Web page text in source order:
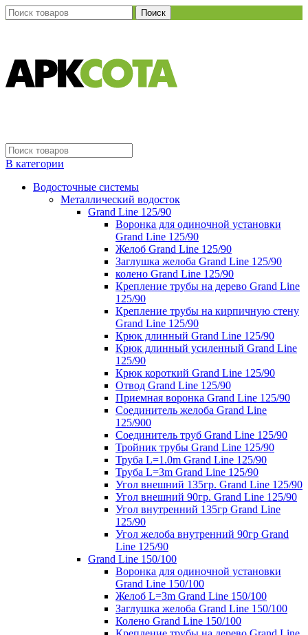
Поиск
В категории
Водосточные системы
Металлический водосток
Grand Line 125/90
Воронка для одиночной установки
Grand Line 125/90
Желоб Grand Line 125/90
Заглушка желоба Grand Line 125/90
колено Grand Line 125/90
Крепление трубы на дерево Grand Line
125/90
Крепление трубы на кирпичную стену
Grand Line 125/90
Крюк длинный Grand Line 125/90
Крюк длинный усиленный Grand Line
125/90
Крюк короткий Grand Line 125/90
Отвод Grand Line 125/90
Приемная воронка Grand Line 125/90
Соединитель желоба Grand Line
125/900
Соединитель труб Grand Line 125/90
Тройник трубы Grand Line 125/90
Труба L=1.0m Grand Line 125/90
Труба L=3m Grand Line 125/90
Угол внешний 135гр. Grand Line 125/90
Угол внешний 90гр. Grand Line 125/90
Угол внутренний 135гр Grand Line
125/90
Угол желоба внутренний 90гр Grand
Line 125/90
Grand Line 150/100
Воронка для одиночной установки
Grand Line 150/100
Желоб L=3m Grand Line 150/100
Заглушка желоба Grand Line 150/100
Колено Grand Line 150/100